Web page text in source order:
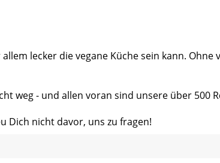
lecker die vegane Küche sein kann.
weg - und allen voran sind unsere über 500
Dich nicht davor, uns zu fragen!